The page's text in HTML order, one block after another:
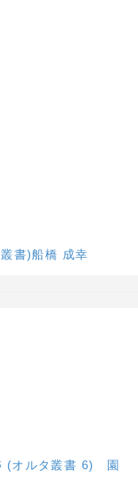
書)船橋 成幸
(オルタ叢書 6) 園